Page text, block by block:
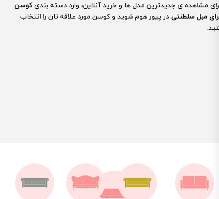
مشاهده ی جدیدترین مدل ها و خرید آنلاین، وارد دسته بندیکوسن
مبل سلطنتی در پیور هوم شوید و کوسن مورد علاقه تان را انتخاب